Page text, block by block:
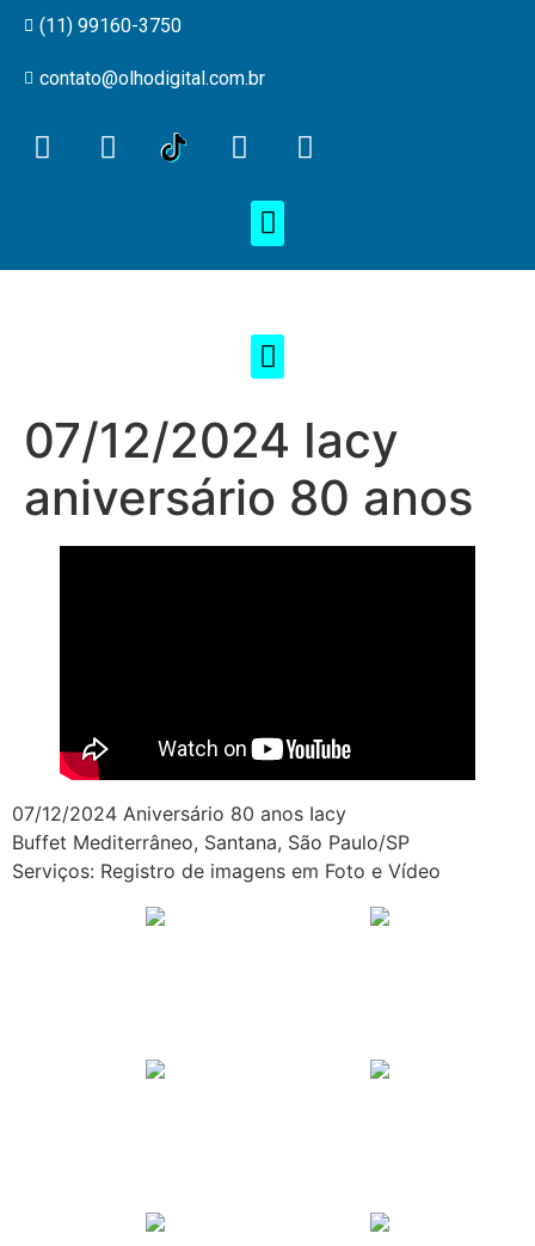
(11) 99160-3750
contato@olhodigital.com.br
07/12/2024 Iacy
aniversário 80 anos
07/12/2024 Aniversário 80 anos Iacy
Buffet Mediterrâneo, Santana, São Paulo/SP
Serviços: Registro de imagens em Foto e Vídeo